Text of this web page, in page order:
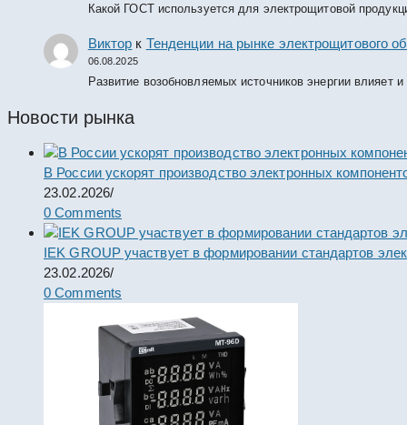
Какой ГОСТ используется для электрощитовой
Виктор к Тенденции на рынке электрощитового
06.08.2025
Развитие возобновляемых источников энергии влияет
Новости рынка
В России ускорят производство электронных
23.02.2026/
0 Comments
IEK GROUP участвует в формировании стандартов
23.02.2026/
0 Comments